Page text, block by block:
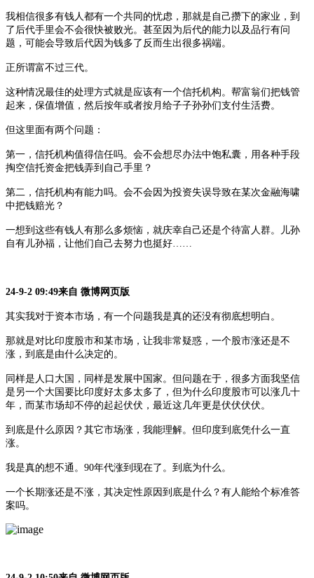
我相信很多有钱人都有一个共同的忧虑，那就是自己攒下的家业，到
了后代手里会不会很快被败光。甚至因为后代的能力以及品行有问
题，可能会导致后代因为钱多了反而生出很多祸端。
正所谓富不过三代。
这种情况最佳的处理方式就是应该有一个信托机构。帮富翁们把钱管
起来，保值增值，然后按年或者按月给子子孙孙们支付生活费。
但这里面有两个问题：
第一，信托机构值得信任吗。会不会想尽办法中饱私囊，用各种手段
掏空信托资金把钱弄到自己手里？
第二，信托机构有能力吗。会不会因为投资失误导致在某次金融海啸
中把钱赔光？
一想到这些有钱人有那么多烦恼，就庆幸自己还是个待富人群。儿孙
自有儿孙福，让他们自己去努力也挺好
24-9-2 09:49来自 微博网页版
其实我对于资本市场，有一个问题我是真的还没有彻底想明白。
那就是对比印度股市和某市场，让我非常疑惑，一个股市涨还是不
涨，到底是由什么决定的。
同样是人口大国，同样是发展中国家。但问题在于，很多方面我坚信
是另一个大国要比印度好太多太多了，但为什么印度股市可以涨几十
年，而某市场却不停的起起伏伏，最近这几年更是伏伏伏伏。
到底是什么原因？其它市场涨，我能理解。但印度到底凭什么一直
涨。
我是真的想不通。 90年代涨到现在了。到底为什么。
一个长期涨还是不涨，其决定性原因到底是什么？有人能给个标准答
案吗。